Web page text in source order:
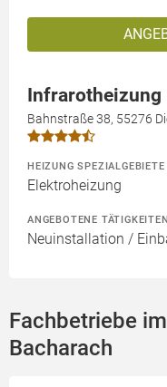
Infrarotheizung
Bahnstraße 38, 55276
HEIZUNG SPEZIALGEBIETE
Elektroheizung
ANGEBOTENE TÄTIGKEITEN
Neuinstallation /
Fachbetriebe
Bacharach